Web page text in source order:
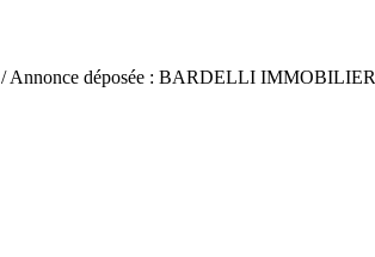
/ Annonce déposée : BARDELLI IMMOBILIER